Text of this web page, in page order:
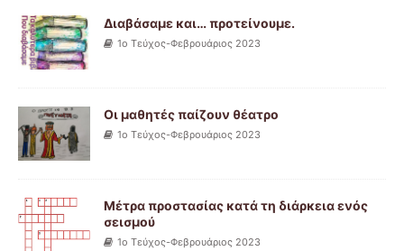
Διαβάσαμε και… προτείνουμε.
1ο Τεύχος-Φεβρουάριος 2023
Οι μαθητές παίζουν θέατρο
1ο Τεύχος-Φεβρουάριος 2023
Μέτρα προστασίας κατά τη διάρκεια ενός
σεισμού
1ο Τεύχος-Φεβρουάριος 2023